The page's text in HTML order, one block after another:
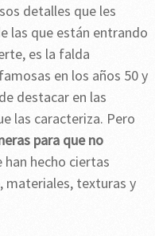
detalles que les
las que están entrando
es la falda
en los años 50 y
destacar en las
las caracteriza. Pero
para que no
hecho ciertas
materiales, texturas y